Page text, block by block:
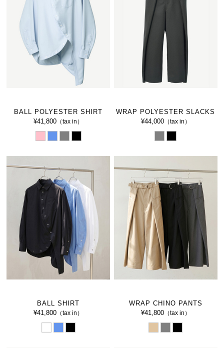
BALL POLYESTER SHIRT
¥41,800 （tax in）
WRAP POLYESTER SLACKS
¥44,000（tax in）
BALL SHIRT
¥41,800 （tax in）
WRAP CHINO PANTS
¥41,800（tax in）